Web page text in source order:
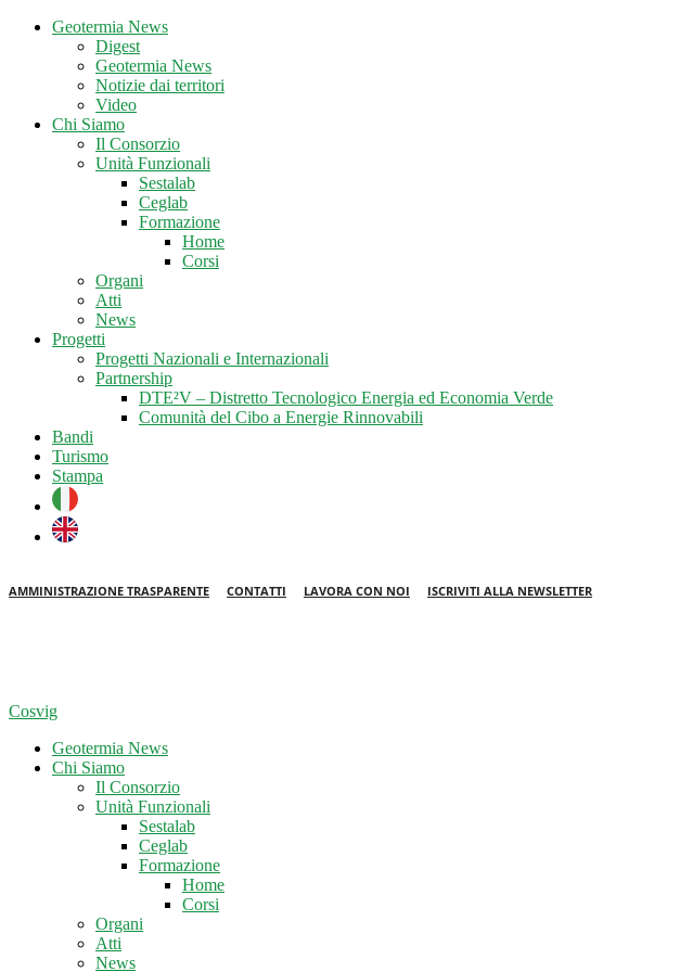
Geotermia News
Digest
Geotermia News
Notizie dai territori
Video
Chi Siamo
Il Consorzio
Unità Funzionali
Sestalab
Ceglab
Formazione
Home
Corsi
Organi
Atti
News
Progetti
Progetti Nazionali e Internazionali
Partnership
DTE²V – Distretto Tecnologico Energia ed Economia Verde
Comunità del Cibo a Energie Rinnovabili
Bandi
Turismo
Stampa
AMMINISTRAZIONE TRASPARENTE CONTATTI LAVORA CON NOI ISCRIVITI ALLA NEWSLETTER
Cosvig
Geotermia News
Chi Siamo
Il Consorzio
Unità Funzionali
Sestalab
Ceglab
Formazione
Home
Corsi
Organi
Atti
News